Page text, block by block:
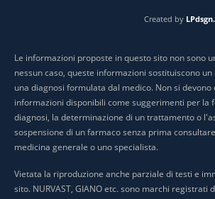
Created by
Le informazioni proposte in questo sito non sono
nessun caso, queste informazioni sostituiscono
una diagnosi formulata dal medico. Non si devono
informazioni disponibili come suggerimenti per la
diagnosi, la determinazione di un trattamento o
sospensione di un farmaco senza prima
medicina generale o uno specialista.
Vietata la riproduzione anche parziale di testi e
sito. NURVAST, GIANO etc. sono marchi registrati